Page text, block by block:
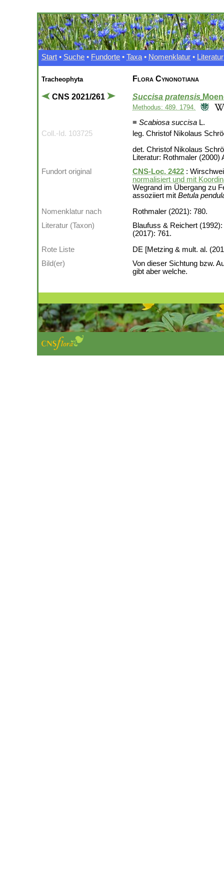
Start • Suche • Fundorte • Taxa • Nomenklatur • Literatur
Tracheophyta
CNS 2021/261
Flora Cynonotiana
Succisa pratensis
Methodus: 489. 1794.
≡ Scabiosa succisa L.
Coll.-Id. 103725
leg. Christof Nikolaus
det. Christof Nikolaus
Literatur: Rothmaler (2000)
Fundort original
CNS-Loc. 2422 :
normalisiert und mit
Wegrand im Übergang zu
assoziiert mit Betula
Nomenklatur nach
Rothmaler (2021): 780.
Literatur (Taxon)
Blaufuss & Reichert
(2017): 761.
Rote Liste
DE [Metzing & mult. al.
Bild(er)
Von dieser Sichtung bzw.
gibt aber welche.